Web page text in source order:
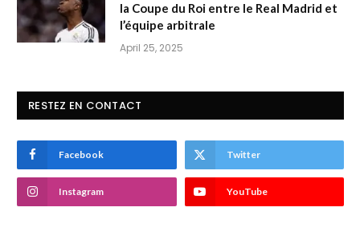
la Coupe du Roi entre le Real Madrid et
l’équipe arbitrale
April 25, 2025
RESTEZ EN CONTACT
Facebook Twitter
Instagram YouTube